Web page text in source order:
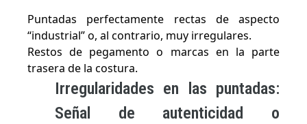
Puntadas perfectamente rectas de aspecto
“industrial” o, al contrario, muy irregulares.
Restos de pegamento o marcas en la parte
trasera de la costura.
Irregularidades en las puntadas:
Señal de autenticidad o